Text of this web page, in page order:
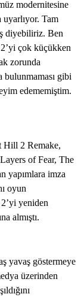
modernitesine
Tam
diyebiliriz. Ben
çok küçükken
zorunda
bulunmaması gibi
edememiştim.
Hill 2 Remake,
of Fear, The
yapımlara imza
oyun
yeniden
almıştı.
yavaş göstermeye
üzerinden